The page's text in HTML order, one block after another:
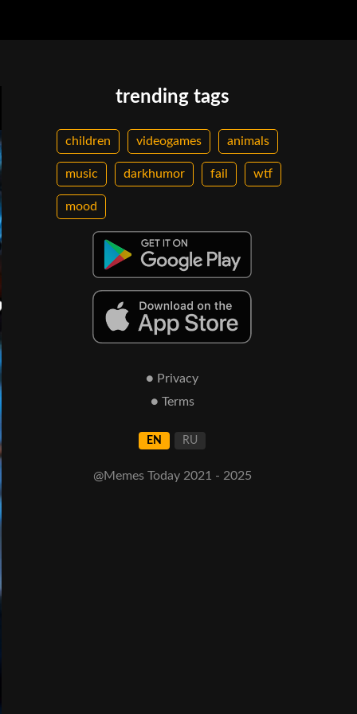
trending tags
children videogames animals
music darkhumor fail wtf
mood
● Privacy
● Terms
EN RU
@Memes Today 2021 - 2025